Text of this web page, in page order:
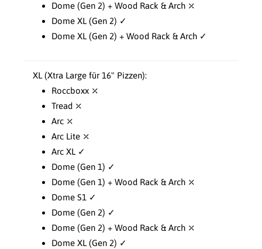
Dome (Gen 2) + Wood Rack & Arch ⤫
Dome XL (Gen 2) ✓
Dome XL (Gen 2) + Wood Rack & Arch ✓
XL (Xtra Large für 16" Pizzen):
Roccboxx ⤫
Tread ⤫
Arc ⤫
Arc Lite ⤫
Arc XL ✓
Dome (Gen 1) ✓
Dome (Gen 1) + Wood Rack & Arch ⤫
Dome S1 ✓
Dome (Gen 2) ✓
Dome (Gen 2) + Wood Rack & Arch ⤫
Dome XL (Gen 2) ✓